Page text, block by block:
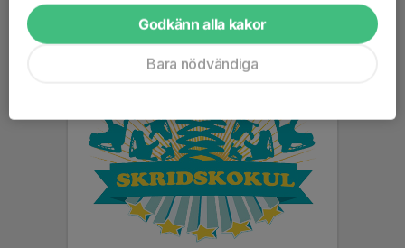
Godkänn alla kakor
Bara nödvändiga